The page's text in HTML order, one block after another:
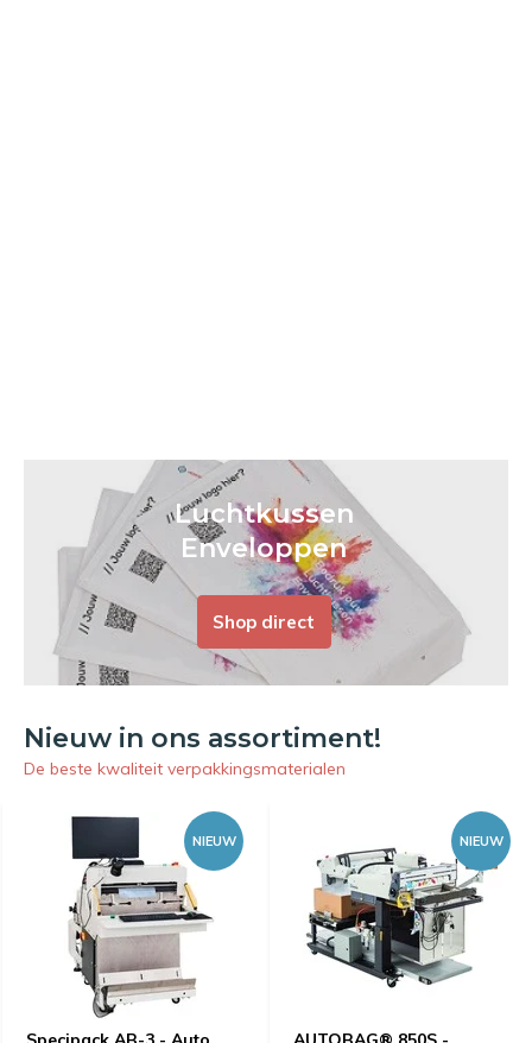
Luchtkussen
Enveloppen
Shop direct
Nieuw in ons assortiment!
De beste kwaliteit verpakkingsmaterialen
NIEUW NIEUW